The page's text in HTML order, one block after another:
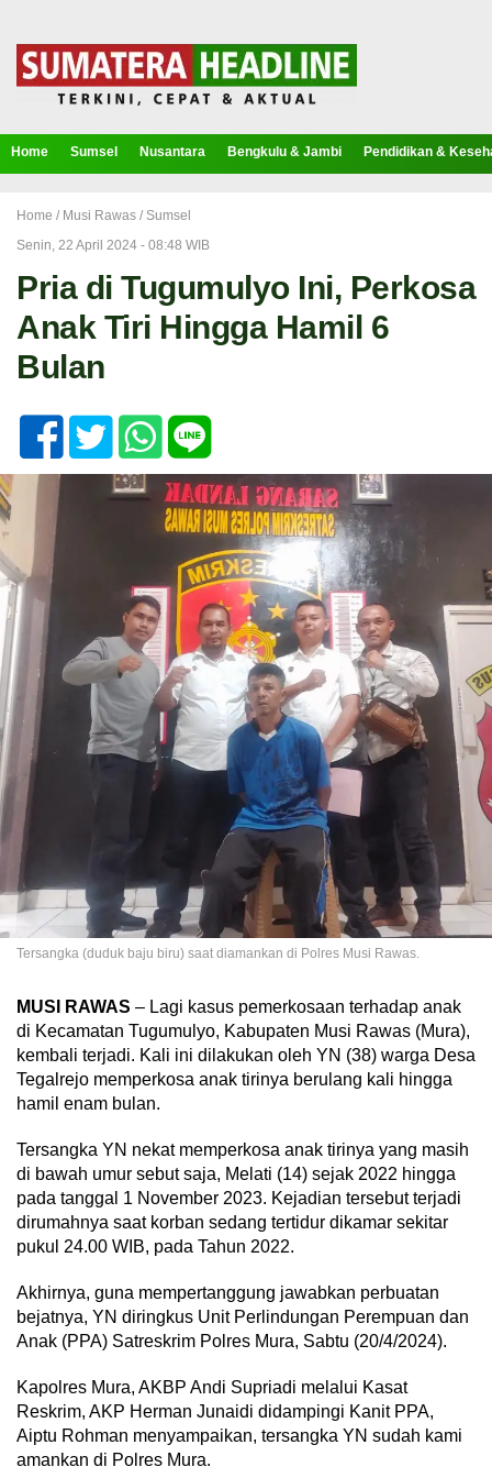
Home Sumsel Nusantara Bengkulu & Jambi Pendidikan &
Home / Musi Rawas / Sumsel
Senin, 22 April 2024 - 08:48 WIB
Pria di Tugumulyo Ini, Perkosa
Anak Tiri Hingga Hamil 6
Bulan
Tersangka (duduk baju biru) saat diamankan di Polres Musi Rawas.
MUSI RAWAS – Lagi kasus pemerkosaan terhadap anak
di Kecamatan Tugumulyo, Kabupaten Musi Rawas (Mura),
kembali terjadi. Kali ini dilakukan oleh YN (38) warga Desa
Tegalrejo memperkosa anak tirinya berulang kali hingga
hamil enam bulan.
Tersangka YN nekat memperkosa anak tirinya yang masih
di bawah umur sebut saja, Melati (14) sejak 2022 hingga
pada tanggal 1 November 2023. Kejadian tersebut terjadi
dirumahnya saat korban sedang tertidur dikamar sekitar
pukul 24.00 WIB, pada Tahun 2022.
Akhirnya, guna mempertanggung jawabkan perbuatan
bejatnya, YN diringkus Unit Perlindungan Perempuan dan
Anak (PPA) Satreskrim Polres Mura, Sabtu (20/4/2024).
Kapolres Mura, AKBP Andi Supriadi melalui Kasat
Reskrim, AKP Herman Junaidi didampingi Kanit PPA,
Aiptu Rohman menyampaikan, tersangka YN sudah kami
amankan di Polres Mura.